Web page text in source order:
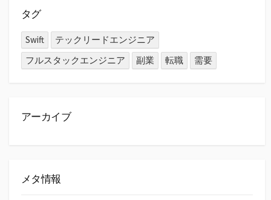
タグ
Swift
テックリードエンジニア
フルスタックエンジニア
副業 転職 需要
アーカイブ
メタ情報